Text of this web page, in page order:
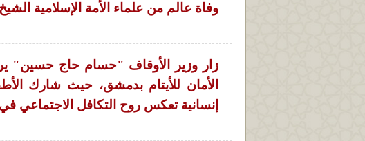
وفاة عالم من علماء الأمة الإسلامية
زار وزير الأوقاف "حسام حاج حسين"
الأمان للأيتام بدمشق، حيث شارك
إنسانية تعكس روح التكافل الاجتماعي